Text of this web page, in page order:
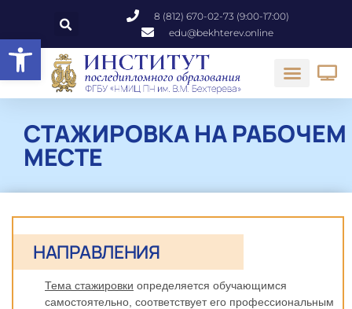
Открыть панель инструментов
8 (812) 670-02-73 (9:00-17:00)
edu@bekhterev.online
СТАЖИРОВКА НА РАБОЧЕМ
МЕСТЕ
НАПРАВЛЕНИЯ
Тема стажировки определяется обучающимся
самостоятельно, соответствует его профессиональным